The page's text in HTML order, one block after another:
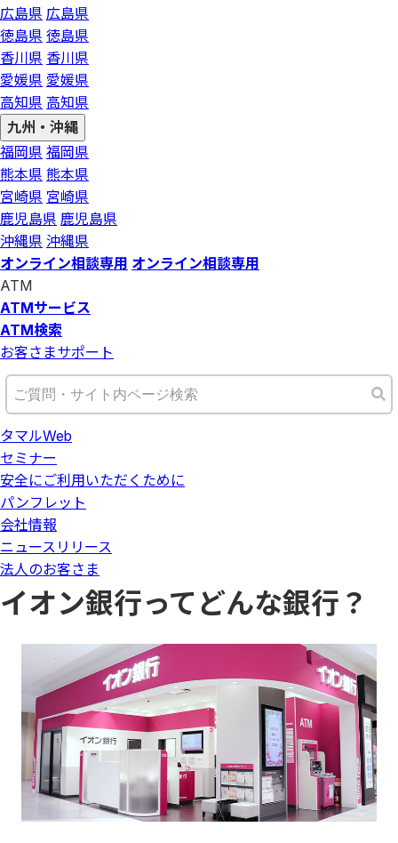
広島県 広島県
徳島県 徳島県
香川県 香川県
愛媛県 愛媛県
高知県 高知県
九州・沖縄
福岡県 福岡県
熊本県 熊本県
宮崎県 宮崎県
鹿児島県 鹿児島県
沖縄県 沖縄県
オンライン相談専用 オンライン相談専用
ATM
ATMサービス
ATM検索
お客さまサポート
タマルWeb
セミナー
安全にご利用いただくために
パンフレット
会社情報
ニュースリリース
法人のお客さま
イオン銀行ってどんな銀行？